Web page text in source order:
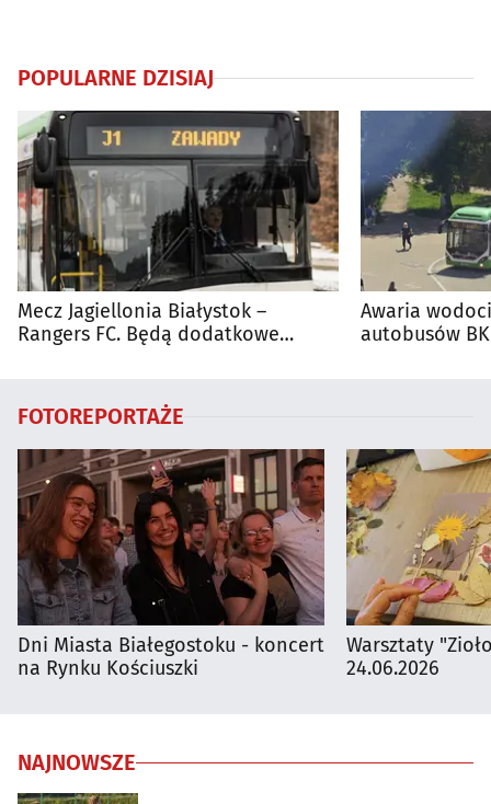
POPULARNE DZISIAJ
Mecz Jagiellonia Białystok –
Rangers FC. Będą dodatkowe
Awaria
autobusów
FOTOREPORTAŻE
Dni Miasta Białegostoku - koncert
na Rynku Kościuszki
Warsztaty
24.06.2026
NAJNOWSZE